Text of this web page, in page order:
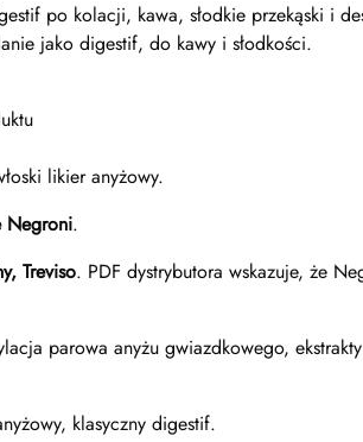
po kolacji, kawa, słodkie przekąski i
jako digestif, do kawy i słodkości.
likier anyżowy.
Negroni.
Treviso. PDF dystrybutora wskazuje, że
parowa anyżu gwiazdkowego,
klasyczny digestif.